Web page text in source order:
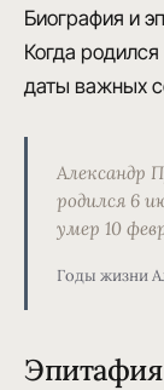
Биография и
Когда
даты важных
Александр
родился 6
умер 10
Годы жизни
Эпитафия